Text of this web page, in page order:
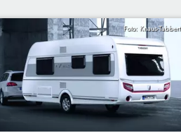
Foto: Knaus-Tabbert